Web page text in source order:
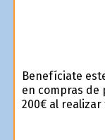
Benefíciate
en compras de
200€ al